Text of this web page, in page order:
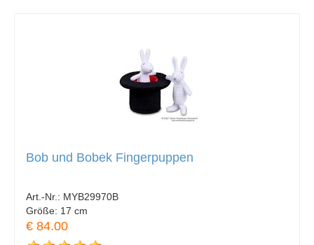
Bob und Bobek Fingerpuppen
Art.-Nr.: MYB29970B
Größe: 17 cm
€ 84.00